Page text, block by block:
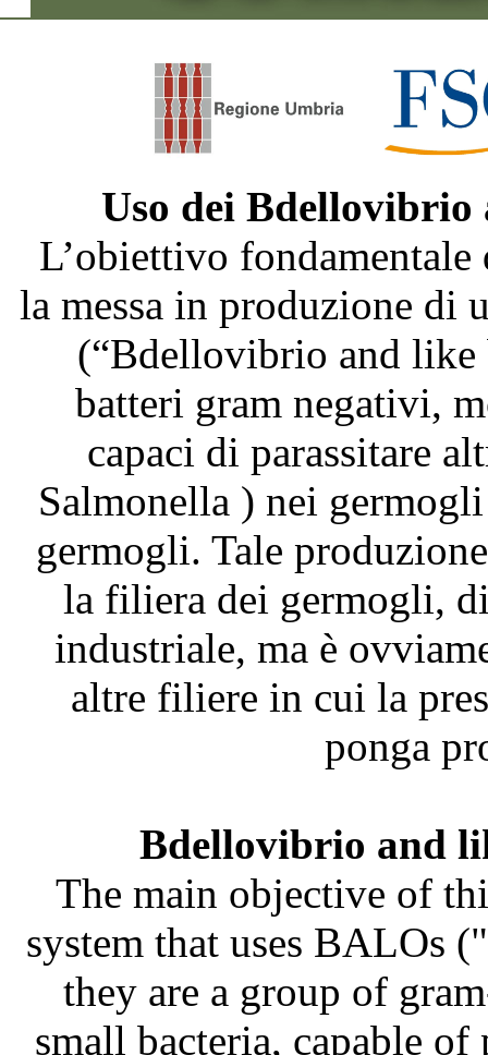
Uso dei
L’obiettivo fondamentale
la messa in produzione di
(“Bdellovibrio and like
batteri gram negativi,
capaci di parassitare
Salmonella ) nei
germogli. Tale
la filiera dei germogli,
industriale, ma è
altre filiere in cui la
ponga
Bdellovibrio and
The main objective of
system that uses BALOs
they are a group of
small bacteria, capable